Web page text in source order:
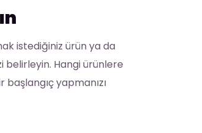
istediğiniz ürün ya da
Hangi ürünlere
yapmanızı